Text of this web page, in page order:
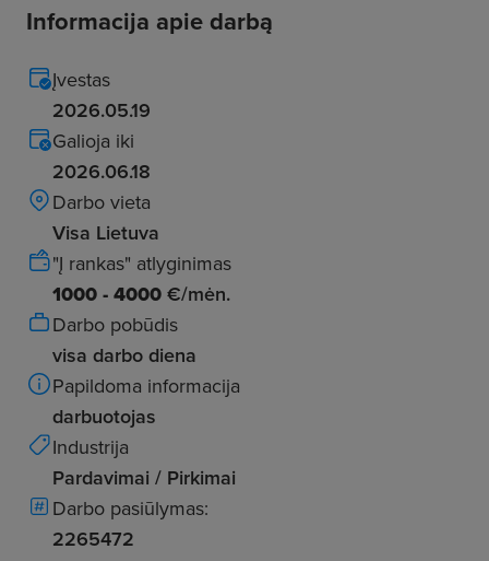
Informacija apie darbą
Įvestas
2026.05.19
Galioja iki
2026.06.18
Darbo vieta
Visa Lietuva
"Į rankas" atlyginimas
1000 - 4000 €/mėn.
Darbo pobūdis
visa darbo diena
Papildoma informacija
darbuotojas
Industrija
Pardavimai / Pirkimai
Darbo pasiūlymas:
2265472